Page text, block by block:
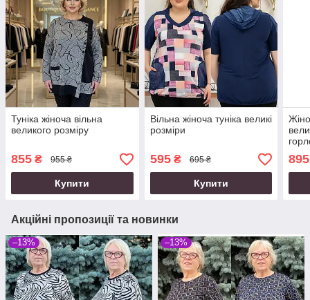
Туніка жіноча вільна
великого розміру
855 ₴ 955 ₴
Купити
Вільна жіноча туніка великі
розміри
595₴ 695 ₴
Купити
895
Акційні пропозиції та новинки
–13% –13%